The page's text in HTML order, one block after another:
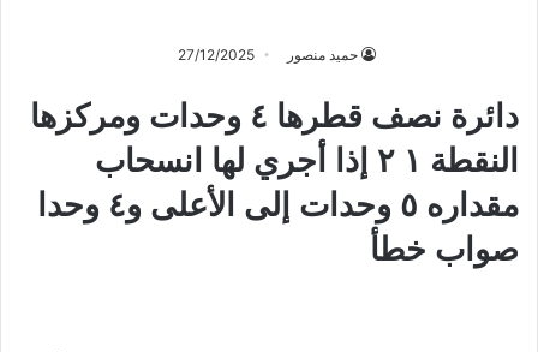
حميد منصور 27/12/2025
دائرة نصف قطرها ٤ وحدات ومركزها
النقطة ١ ٢ إذا أجري لها انسحاب
مقداره ٥ وحدات إلى الأعلى و٤ وحدا
صواب خطأ